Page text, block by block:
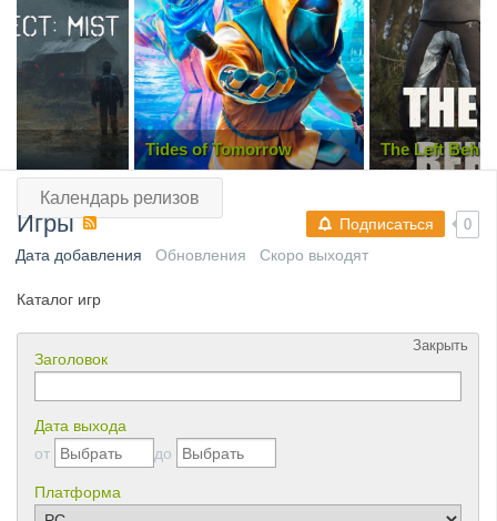
The Left Behind Invisible Fear
Календарь релизов
Подписаться 0
Игры
Дата добавления Обновления Скоро выходят
Каталог игр
Закрыть
Заголовок
Дата выхода
от
до
Платформа